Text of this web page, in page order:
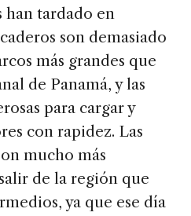
han tardado en
son demasiado
más grandes que
de Panamá, y las
para cargar y
con rapidez. Las
mucho más
de la región que
ya que ese día